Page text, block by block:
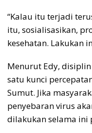
“Kalau itu terjadi
itu, sosialisasikan,
kesehatan. Lakukan
Menurut Edy,
satu kunci
Sumut. Jika
penyebaran virus
dilakukan selama ini